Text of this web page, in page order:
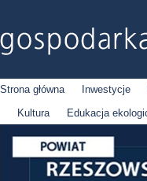
Strona główna Inwestycje
Kultura
Edukacja